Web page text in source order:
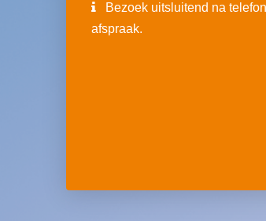
Bezoek uitsluitend na
afspraak.